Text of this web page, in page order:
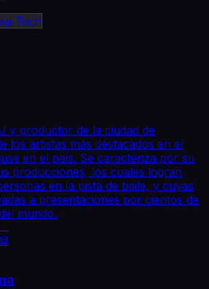
Tech
y productor de la ciudad de
los artistas más destacados en el
en el país. Se caracteriza por su
producciones, los cuales logran
en la pista de baile, y cuyas
a presentaciones por cientos de
mundo.